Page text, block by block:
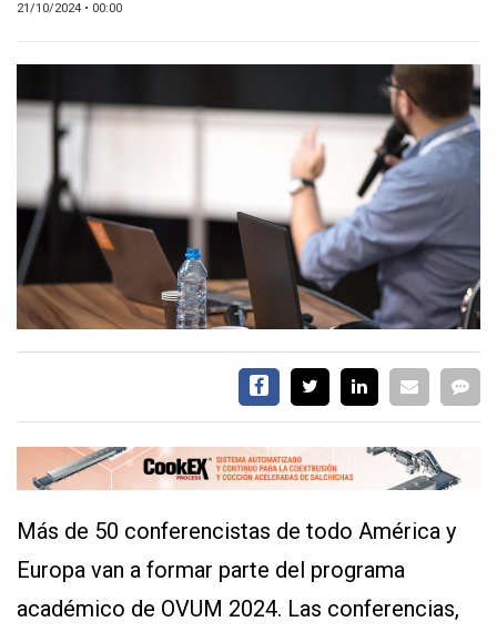
EVENTOS Y
CAPACITACIONES
DIRECTORIO
MEDIA KIT
TEMAS DESTACADOS
AVICULTURA
PRODUCCIÓN
TECNOLOGÍA
ARGENTINA
MERCADO
SERVICIOS
21/10/2024 • 00:00
Más de 50 conferencistas de todo América y
Europa van a formar parte del programa
académico de OVUM 2024. Las conferencias,